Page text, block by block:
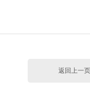
返回上一页